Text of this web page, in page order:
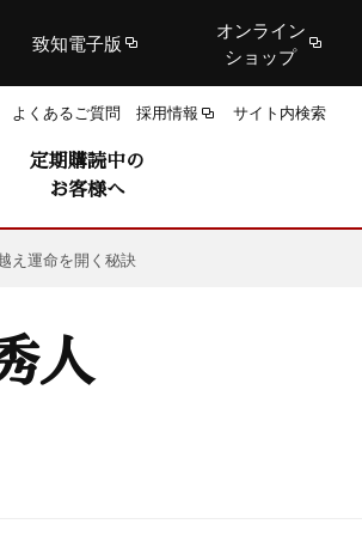
致知電子版
オンライン
ショップ
よくあるご質問 採用情報 サイト内検索
定期購読中の
お客様へ
え運命を開く秘訣
人